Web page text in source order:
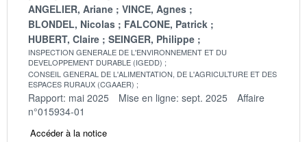
ANGELIER, Ariane
VINCE, Agnes
BLONDEL, Nicolas
FALCONE, Patrick
HUBERT, Claire
SEINGER, Philippe
INSPECTION GENERALE DE L'ENVIRONNEMENT ET DU
DEVELOPPEMENT DURABLE (IGEDD)
CONSEIL GENERAL DE L'ALIMENTATION, DE L'AGRICULTURE ET DES
ESPACES RURAUX (CGAAER)
Rapport: mai 2025 Mise en ligne: sept. 2025
Affaire
n°015934-01
Accéder à la notice